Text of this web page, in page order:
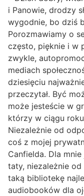
i Panowie, drodzy
wygodnie, bo dziś
Porozmawiamy o
często, pięknie i w
zwykle,
mediach
dziesięciu
przeczytał. Być
może jesteście w
którzy w ciągu
Niezależnie od
coś z mojej
Canfielda. Dla
taty, niezależnie
taką bibliotekę
audiobooków dla